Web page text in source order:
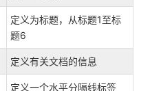
定义为标题，从标题1至标
题6
定义有关文档的信息
定义一个水平分隔线标签